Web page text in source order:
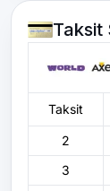
Taksit
Taksit
2
3